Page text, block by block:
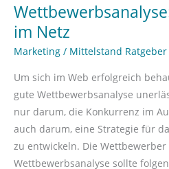
im Netz
Marketing / Mittelstand Ratgeber
Um sich im Web erfolgreich
gute Wettbewerbsanalyse
nur darum, die Konkurrenz im
auch darum, eine Strategie für
zu entwickeln. Die
Wettbewerbsanalyse sollte